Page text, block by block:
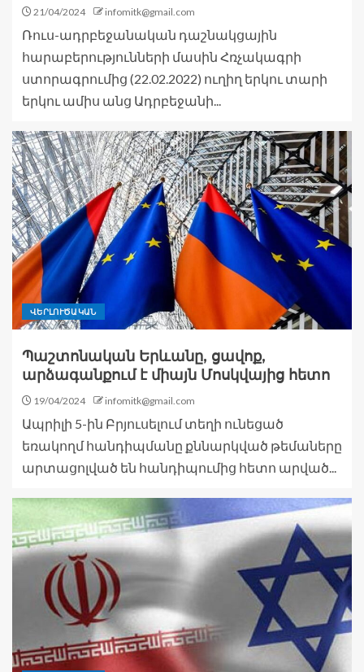
21/04/2024 infomitk@gmail.com
Ռուս-ադրբեջանական դաշնակցային
հարաբերությունների մասին Հռչակագրի
ստորագրումից (22.02.2022) ուղիղ երկու տարի
երկու ամիս անց Ադրբեջանի...
ՎԵՐԼՈՒԾԱԿԱՆ
Պաշտոնական Երևանը, ցավոք,
արձագանքում է միայն Մոսկվայից հետո
19/04/2024 infomitk@gmail.com
Ապրիլի 5-ին Բրյուսելում տեղի ունեցած
եռակողմ հանդիպմանը քննարկված թեմաները
արտացոլված են հանդիպումից հետո արված...